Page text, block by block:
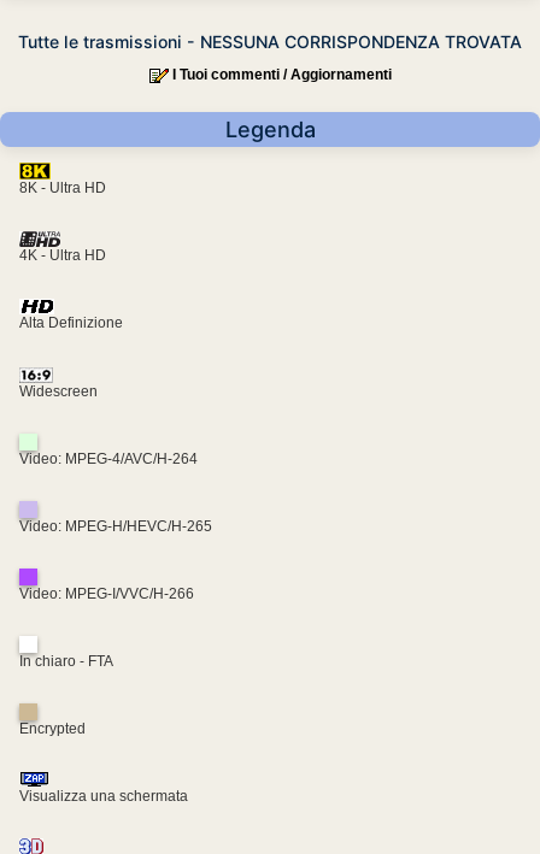
Tutte le trasmissioni - NESSUNA CORRISPONDENZA TROVATA
I Tuoi commenti / Aggiornamenti
Legenda
8K - Ultra HD
4K - Ultra HD
Alta Definizione
Widescreen
Video: MPEG-4/AVC/H-264
Video: MPEG-H/HEVC/H-265
Video: MPEG-I/VVC/H-266
In chiaro - FTA
Encrypted
Visualizza una schermata